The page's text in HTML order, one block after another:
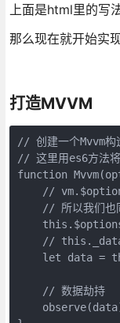
上面是html里的写
那么现在就开始实
打造MVVM
// 创建一个Mvvm构
// 这里用es6方法
function
//
// 所以我们也
//
let data =
    // 数据劫持